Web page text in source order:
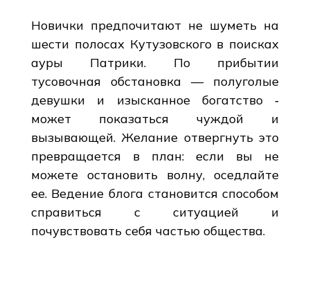
Новички предпочитают не шуметь на
шести полосах Кутузовского в поисках
ауры Патрики. По прибытии
тусовочная обстановка — полуголые
девушки и изысканное богатство ‑
может показаться чуждой и
вызывающей. Желание отвергнуть это
превращается в план: если вы не
можете остановить волну, оседлайте
ее. Ведение блога становится способом
справиться с ситуацией и
почувствовать себя частью общества.